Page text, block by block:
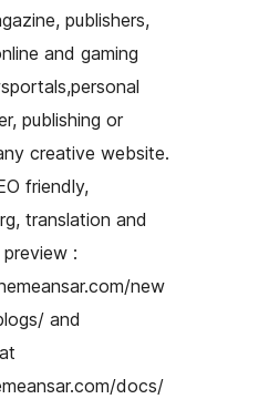
publishers,
and gaming
publishing or
creative website.
friendly,
translation and
:
new
and
docs/